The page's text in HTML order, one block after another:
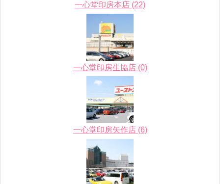
一心堂印房本店 (22)
一心堂印房生協店 (0)
一心堂印房矢作店 (6)